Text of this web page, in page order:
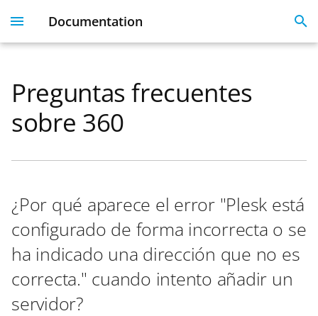
Documentation
I
t
i
z
i
n
Plesk 360
Dashboard & User
Dashboard
Servers
Domains
Monitoring
Websites
License Management
Licenses
API
Get Started With 360
FAQ
SSO
SSL Certificate issues
Migration guide
Preguntas frecuentes
sobre 360
¿Por qué aparece el error "Plesk está
configurado de forma incorrecta o se
ha indicado una dirección que no es
correcta." cuando intento añadir un
servidor?